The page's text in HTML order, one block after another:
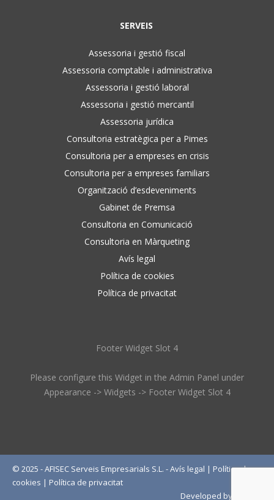
SERVEIS
Assessoria i gestió fiscal
Assessoria comptable i administrativa
Assessoria i gestió laboral
Assessoria i gestió mercantil
Assessoria jurídica
Consultoria estratègica per a Pimes
Consultoria per a empreses en crisis
Consultoria per a empreses familiars
Organització d’esdeveniments
Gabinet de Premsa
Consultoria en Comunicació
Consultoria en Màrqueting
Avís legal
Política de cookies
Política de privacitat
Footer Widget Slot 4
Please configure this Widget in the Admin Panel under
Appearance -> Widgets -> Footer Widget Slot 4
© 2025 - AFISEC Serveis Empresarials S.L. -Avís legal | Política de
cookies | Política de privacitat
Developed by